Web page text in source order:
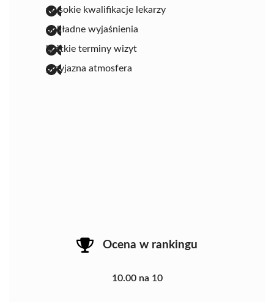
wysokie kwalifikacje lekarzy
dokładne wyjaśnienia
krótkie terminy wizyt
przyjazna atmosfera
Ocena w rankingu
10.00 na 10